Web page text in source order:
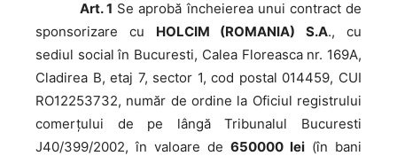
Art. 1 Se aprobă încheierea unui contract de
sponsorizare cu HOLCIM (ROMANIA) S.A., cu
sediul social în Bucuresti, Calea Floreasca nr. 169A,
Cladirea B, etaj 7, sector 1, cod postal 014459, CUI
RO12253732, număr de ordine la Oficiul registrului
comerțului de pe lângă Tribunalul Bucuresti
J40/399/2002, în valoare de 650000 lei (în bani